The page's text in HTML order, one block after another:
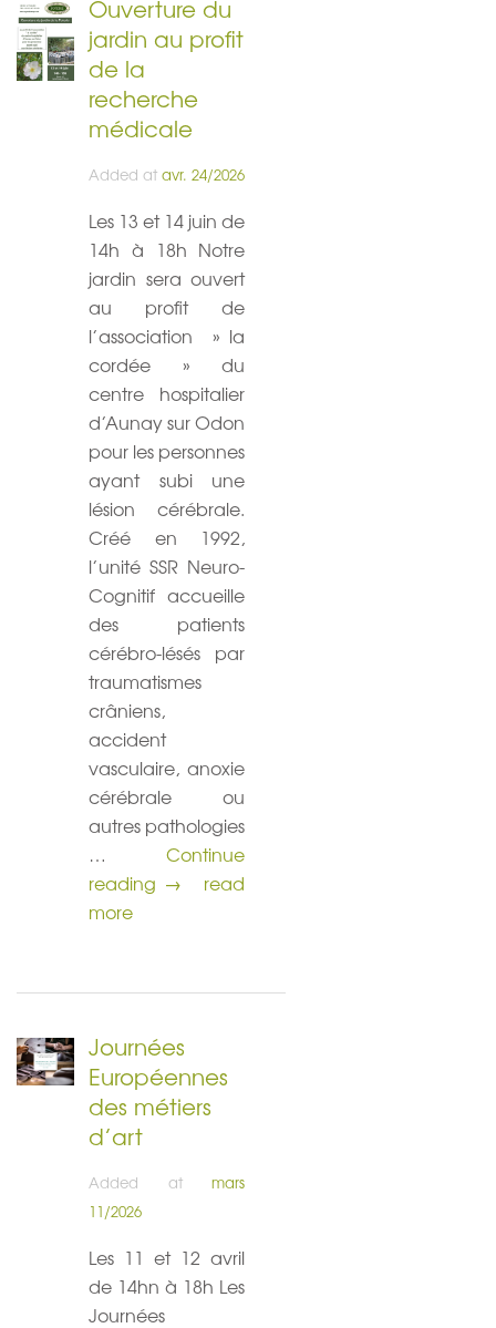
Ouverture du
jardin au profit
de la
recherche
médicale
Added atavr. 24/2026
Les 13 et 14 juin de
14h à 18h Notre
jardin sera ouvert
au profit de
l’association » la
cordée » du
centre hospitalier
d’Aunay sur Odon
pour les personnes
ayant subi une
lésion cérébrale.
Créé en 1992,
l’unité SSR Neuro-
Cognitif accueille
des patients
cérébro-lésés par
traumatismes
crâniens,
accident
vasculaire, anoxie
cérébrale ou
autres pathologies
…Continue
reading Ouverture du jardin au profit de la
→
read
more
Journées
Européennes
des métiers
d’art
Added atmars
11/2026
Les 11 et 12 avril
de 14hn à 18h Les
Journées